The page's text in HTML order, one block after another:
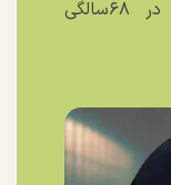
خورخه مسی، پدر لیونل مسی، در ۶۸سالگی